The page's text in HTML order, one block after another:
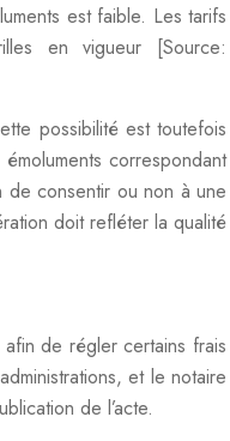
est faible. Les tarifs
en vigueur [Source:
possibilité est toutefois
correspondant
consentir ou non à une
doit refléter la qualité
de régler certains frais
et le notaire
de l’acte.